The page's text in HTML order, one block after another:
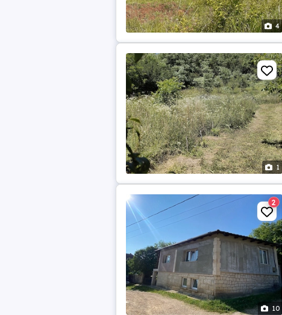
4
1
10
2